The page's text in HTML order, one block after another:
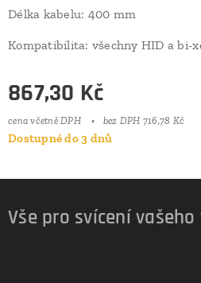
Délka kabelu: 400 mm
Kompatibilita: všechny HID a bi-
867,30 Kč
cena včetně DPH bez DPH 716,78 Kč
Dostupné do 3 dnů
Vše pro svícení vašeho